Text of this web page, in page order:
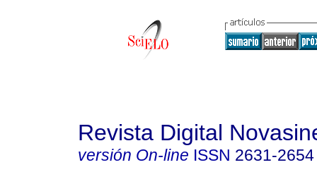
Revista Digital
versión On-line ISSN 2631-2654